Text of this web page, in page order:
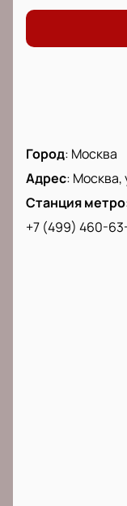
Город: Москва
Адрес: Москва,
Станция метро
+7 (499) 460-